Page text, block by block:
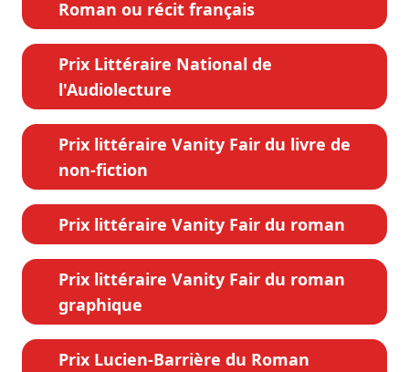
Roman ou récit français
Prix Littéraire National de
l'Audiolecture
Prix littéraire Vanity Fair du livre de
non-fiction
Prix littéraire Vanity Fair du roman
Prix littéraire Vanity Fair du roman
graphique
Prix Lucien-Barrière du Roman